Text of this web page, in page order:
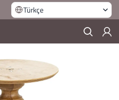
Türkçe